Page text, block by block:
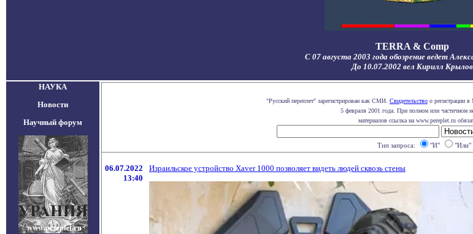
TERRA & Comp
С 07 августа 2003 года обозрение ведет
До 10.07.2002 вел Кирилл Крылов
НАУКА
Новости
Научный форум
"Русский переплет" зарегистрирован как СМИ. Свидетельство о регистрации
5 февраля 2001 года. При полном или частичном
материалов ссылка на www.pereplet.ru
Тип запроса: "И" "Или"
06.07.2022
13:40
Израильское устройство Xaver 1000 позволяет видеть людей сквозь стены